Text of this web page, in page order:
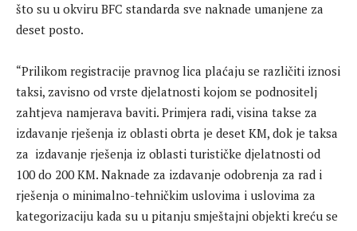
što su u okviru BFC standarda sve naknade umanjene za
deset posto.
“Prilikom registracije pravnog lica plaćaju se različiti iznosi
taksi, zavisno od vrste djelatnosti kojom se podnositelj
zahtjeva namjerava baviti. Primjera radi, visina takse za
izdavanje rješenja iz oblasti obrta je deset KM, dok je taksa
za izdavanje rješenja iz oblasti turističke djelatnosti od
100 do 200 KM. Naknade za izdavanje odobrenja za rad i
rješenja o minimalno-tehničkim uslovima i uslovima za
kategorizaciju kada su u pitanju smještajni objekti kreću se